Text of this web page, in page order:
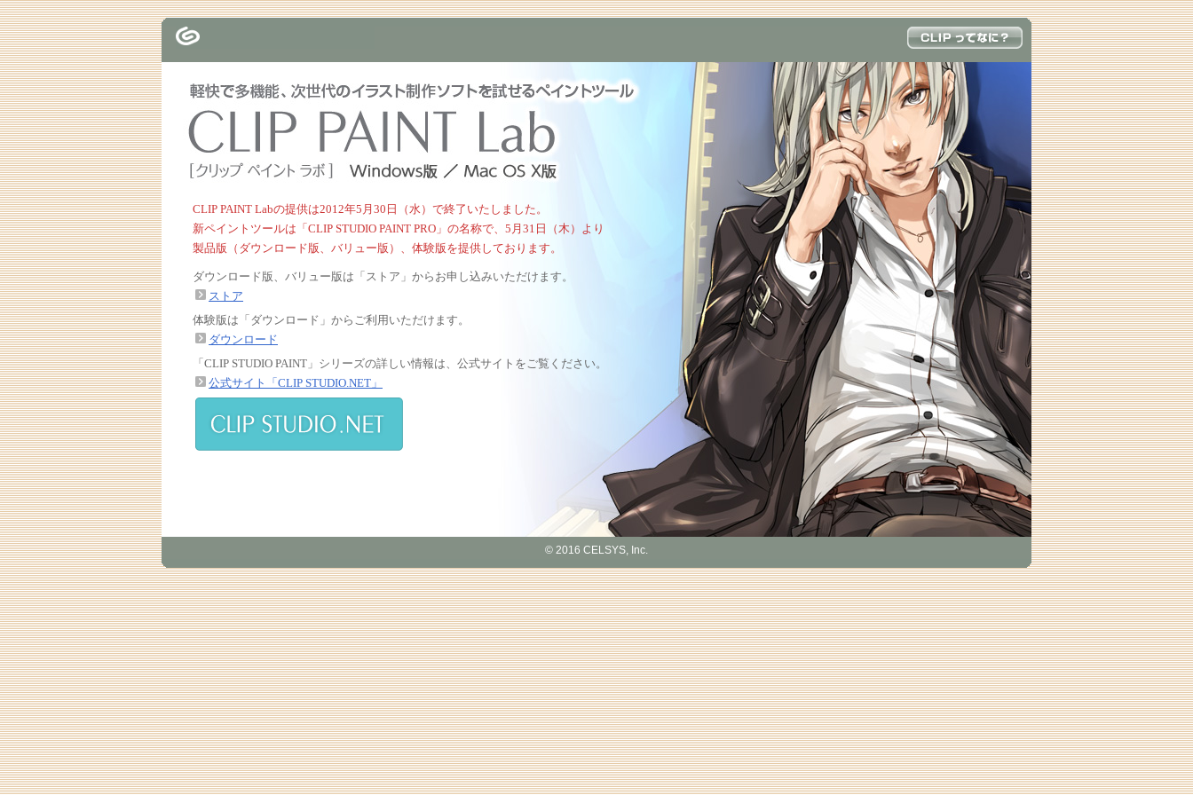
CLIP PAINT Labの提供は2012年5月30日（水）で終了いたしました。
新ペイントツールは「CLIP STUDIO PAINT PRO」の名称で、5月31日（木）より
製品版（ダウンロード版、バリュー版）、体験版を提供しております。
ダウンロード版、バリュー版は「ストア」からお申し込みいただけます。
ストア
体験版は「ダウンロード」からご利用いただけます。
ダウンロード
「CLIP STUDIO PAINT」シリーズの詳しい情報は、公式サイトをご覧ください。
公式サイト「CLIP STUDIO.NET」
© 2016 CELSYS, Inc.